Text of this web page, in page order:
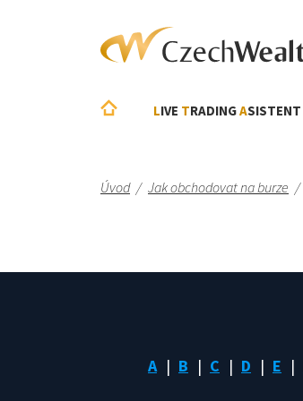
LIVE TRADINGASISTENT
Úvod / Jak obchodovat na burze /
A B C D E